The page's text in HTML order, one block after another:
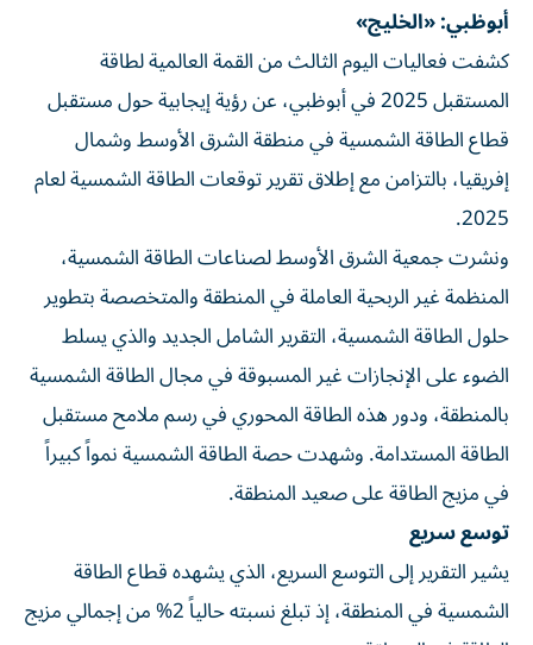
أبوظبي: «الخليج»
كشفت فعاليات اليوم الثالث من القمة العالمية لطاقة
المستقبل 2025 في أبوظبي، عن رؤية إيجابية حول مستقبل
قطاع الطاقة الشمسية في منطقة الشرق الأوسط وشمال
إفريقيا، بالتزامن مع إطلاق تقرير توقعات الطاقة الشمسية لعام
2025.
ونشرت جمعية الشرق الأوسط لصناعات الطاقة الشمسية،
المنظمة غير الربحية العاملة في المنطقة والمتخصصة بتطوير
حلول الطاقة الشمسية، التقرير الشامل الجديد والذي يسلط
الضوء على الإنجازات غير المسبوقة في مجال الطاقة الشمسية
بالمنطقة، ودور هذه الطاقة المحوري في رسم ملامح مستقبل
الطاقة المستدامة. وشهدت حصة الطاقة الشمسية نمواً كبيراً
في مزيج الطاقة على صعيد المنطقة.
توسع سريع
يشير التقرير إلى التوسع السريع، الذي يشهده قطاع الطاقة
الشمسية في المنطقة، إذ تبلغ نسبته حالياً 2% من إجمالي مزيج